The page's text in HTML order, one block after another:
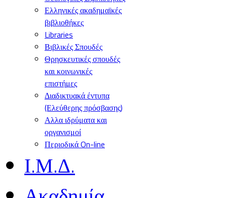
Ελληνικές ακαδημαϊκές
βιβλιοθήκες
Libraries
Βιβλικές Σπουδές
Θρησκευτικές σπουδές
και κοινωνικές
επιστήμες
Διαδικτυακά έντυπα
(Ελεύθερης πρόσβασης)
Αλλα ιδρύματα και
οργανισμοί
Περιοδικά On-line
Ι.Μ.Δ.